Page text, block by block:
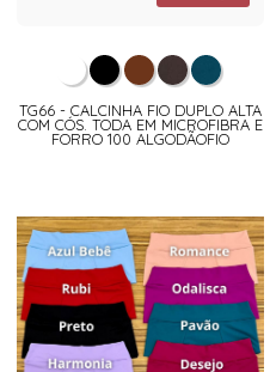
TG66 - CALCINHA FIO DUPLO ALTA
COM CÓS. TODA EM MICROFIBRA E
FORRO 100 ALGODÃOFIO